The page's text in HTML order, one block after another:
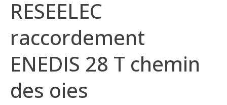
RESEELEC
raccordement
ENEDIS 28 T chemin
des oies